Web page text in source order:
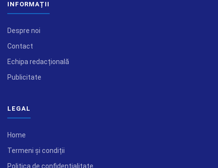
INFORMAȚII
Despre noi
Contact
Echipa redacțională
Publicitate
LEGAL
Home
Termeni și condiții
Politica de confidențialitate